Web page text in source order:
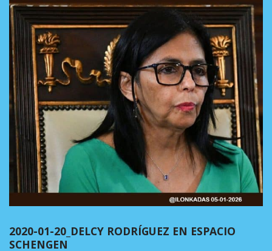
2020-01-20_DELCY RODRÍGUEZ EN ESPACIO
SCHENGEN